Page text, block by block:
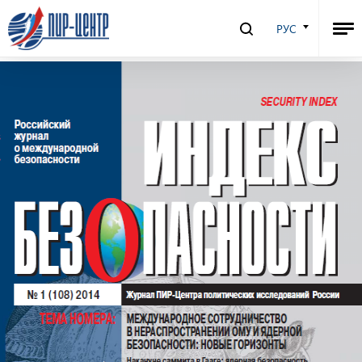
РУС
Индекс Безопасности № 1 (108),
Том 20, 2014